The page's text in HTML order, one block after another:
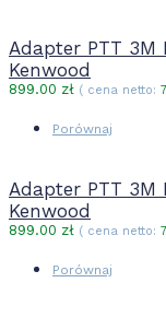
Adapter PTT 3M
Kenwood
899.00 zł ( cena netto:
Porównaj
Adapter PTT 3M
Kenwood
899.00 zł ( cena netto:
Porównaj